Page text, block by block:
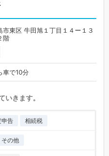
市東区 牛田旭１丁目１４ー１３
階
車で10分
いきます。
申告 相続税
その他